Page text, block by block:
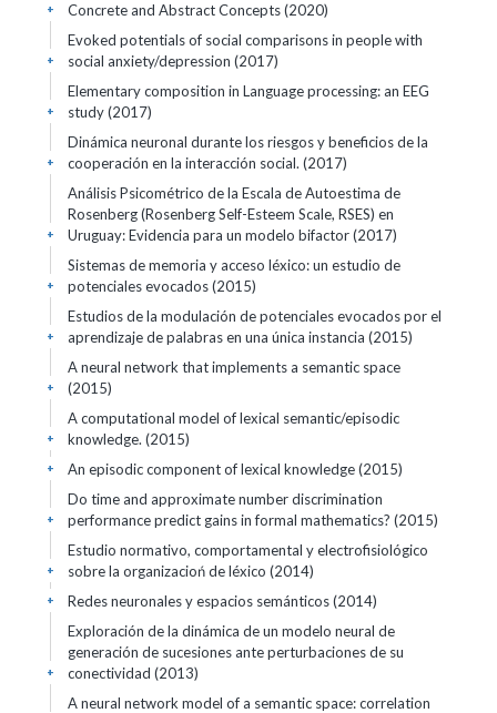
Concrete and Abstract Concepts (2020)
+
Evoked potentials of social comparisons in people with
social anxiety/depression (2017)
+
Elementary composition in Language processing: an EEG
study (2017)
+
Dinámica neuronal durante los riesgos y beneficios de la
cooperación en la interacción social. (2017)
+
Análisis Psicométrico de la Escala de Autoestima de
Rosenberg (Rosenberg Self-Esteem Scale, RSES) en
Uruguay: Evidencia para un modelo bifactor (2017)
+
Sistemas de memoria y acceso léxico: un estudio de
potenciales evocados (2015)
+
Estudios de la modulación de potenciales evocados por el
aprendizaje de palabras en una única instancia (2015)
+
A neural network that implements a semantic space
(2015)
+
A computational model of lexical semantic/episodic
knowledge. (2015)
+
An episodic component of lexical knowledge (2015)
+
Do time and approximate number discrimination
performance predict gains in formal mathematics? (2015)
+
Estudio normativo, comportamental y electrofisiológico
sobre la organizacioń de léxico (2014)
+
Redes neuronales y espacios semánticos (2014)
+
Exploración de la dinámica de un modelo neural de
generación de sucesiones ante perturbaciones de su
conectividad (2013)
+
A neural network model of a semantic space: correlation